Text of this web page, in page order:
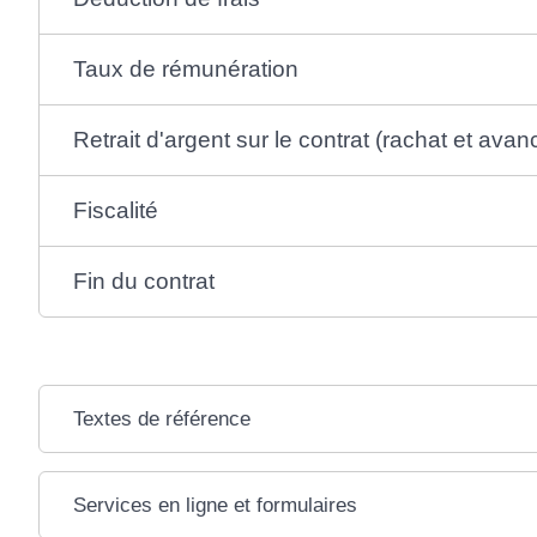
Taux de rémunération
Retrait d'argent sur le contrat (rachat et
Fiscalité
Fin du contrat
Textes de référence
Services en ligne et formulaires